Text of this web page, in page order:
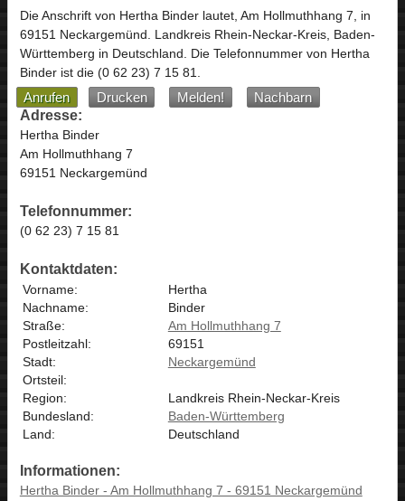
Die Anschrift von Hertha Binderlautet, Am Hollmuthhang 7, in
69151 Neckargemünd. Landkreis Rhein-Neckar-Kreis, Baden-
Württemberg in Deutschland. Die Telefonnummer von Hertha
Binder ist die (0 62 23) 7 15 81.
Anrufen Drucken Melden!
Nachbarn
Adresse:
Hertha Binder
Am Hollmuthhang 7
69151 Neckargemünd
Telefonnummer:
(0 62 23) 7 15 81
Kontaktdaten:
Vorname:
Hertha
Nachname:
Binder
Straße:
Am Hollmuthhang 7
Postleitzahl:
69151
Stadt:
Neckargemünd
Ortsteil:
Region:
Landkreis Rhein-Neckar-Kreis
Bundesland:
Baden-Württemberg
Land:
Deutschland
Informationen:
Hertha Binder - Am Hollmuthhang 7 - 69151 Neckargemünd